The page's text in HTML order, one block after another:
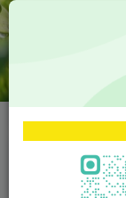
VIP特权介绍
VIP特权
VIP特权介绍